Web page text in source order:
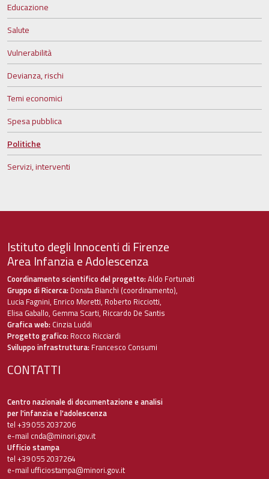
Educazione
Salute
Vulnerabilità
Devianza, rischi
Temi economici
Spesa pubblica
Politiche
Servizi, interventi
Istituto degli Innocenti di Firenze
Area Infanzia e Adolescenza
Coordinamento scientifico del progetto:Aldo Fortunati
Gruppo di Ricerca: Donata Bianchi (coordinamento),
Lucia Fagnini, Enrico Moretti, Roberto Ricciotti,
Elisa Gaballo, Gemma Scarti, Riccardo De Santis
Grafica web: Cinzia Luddi
Progetto grafico: Rocco Ricciardi
Sviluppo infrastruttura: Francesco Consumi
CONTATTI
Centro nazionale di documentazione e analisi
per l'infanzia e l'adolescenza
tel +39 055 2037206
e-mail cnda@minori.gov.it
Ufficio stampa
tel +39 055 2037264
e-mail ufficiostampa@minori.gov.it